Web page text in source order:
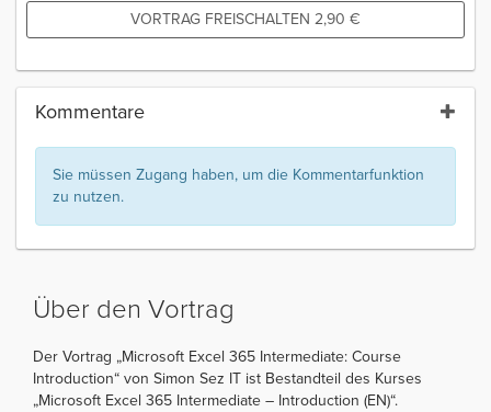
VORTRAG FREISCHALTEN 2,90 €
Kommentare
Sie müssen Zugang haben, um die Kommentarfunktion
zu nutzen.
Über den Vortrag
Der Vortrag „Microsoft Excel 365 Intermediate: Course
Introduction“ von Simon Sez IT ist Bestandteil des Kurses
„Microsoft Excel 365 Intermediate – Introduction (EN)“.